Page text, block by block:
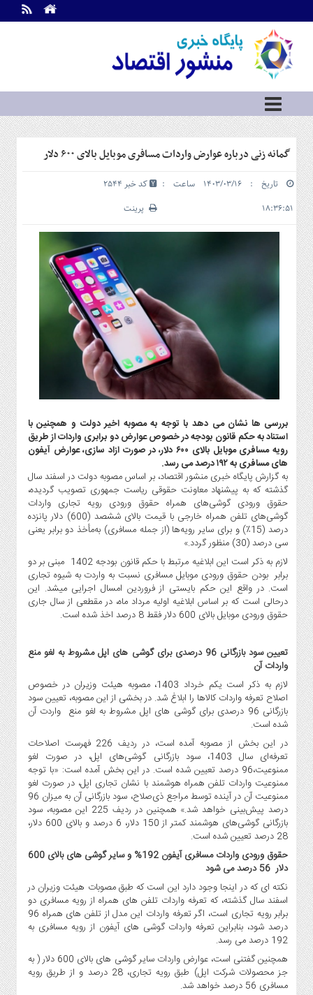
اطلاعات
تماس
ما
درباره
ما
سرویس
ها
بازار
سرمایه
و
بورس
و
شهری
گاز
و
پتروشیمی
و
خودرو
استارت
آپ
و
فن
آوری
بانک
،
بیمه
و
ارز
دیجیتال
کشاورزی
و
صنایع
غذایی
سیاسی
و
بین
الملل
روز
گوناگون
گمانه زنی درباره عوارض واردات مسافری موبایل بالای ۶۰۰ دلار
تاریخ : ۱۴۰۳/۰۳/۱۶ ساعت :
۱۸:۳۶:۵۱
کد خبر 2544
پرینت
بررسی ها نشان می دهد با توجه به مصوبه اخیر دولت و همچنین با
استناد به حکم قانون بودجه در خصوص عوارض دو برابری واردات از طریق
رویه مسافری موبایل بالای ۶۰۰ دلار، در صورت ازاد سازی، عوارض آیفون
های مسافری به ۱۹۲ درصد می رسد.
به گزارش پایگاه خبری منشور اقتصاد، بر اساس مصوبه دولت در اسفند سال
گذشته که به پیشنهاد معاونت حقوقی ریاست جمهوری تصویب گردیده،
حقوق ورودی گوشی‌های همراه حقوق ورودی رویه تجاری واردات
گوشی‌های تلفن همراه خارجی با قیمت بالای ششصد (600) دلار پانزده
درصد (15٪) و برای سایر رویه‌ها (از جمله مسافری) به‌مأخذ دو برابر یعنی
سی درصد (30) منظور گردد.»
لازم به ذکر است این ابلاغیه مرتبط با حکم قانون بودجه 1402 مبنی بر دو
برابر بودن حقوق ورودی موبایل مسافری نسبت به واردت به شیوه تجاری
است. در واقع این حکم بایستی از فروردین امسال اجرایی میشد. این
درحالی است که بر اساس ابلاغیه اولیه مرداد ماه، در مقطعی از سال جاری
حقوق ورودی موبایل بالای 600 دلار فقط 8 درصد اخذ شده است.
تعیین سود بازرگانی 96 درصدی برای گوشی های اپل مشروط به لغو منع
واردات آن
لازم به ذکر است یکم خرداد 1403، مصوبه هیئت وزیران در خصوص
اصلاح تعرفه واردات کالاها را ابلاغ شد. در بخشی از این مصوبه، تعیین سود
بازرگانی 96 درصدی برای گوشی های اپل مشروط به لغو منع واردت آن
شده است.
در این بخش از مصوبه آمده است، در ردیف 226 فهرست اصلاحات
تعرفه‌ای سال 1403،‌ سود بازرگانی گوشی‌های اپل،‌ در صورت لغو
ممنوعیت،96 درصد تعیین شده است. در این بخش آمده است: «با توجه
ممنوعیت واردات تلفن همراه هوشمند با نشان تجاری اپل، در صورت لغو
ممنوعیت آن در آینده توسط مراجع ذی‌صلاح، سود بازرگانی آن به میزان 96
درصد پیش‌بینی خواهد شد.» همچنین در ردیف 225 این مصوبه، سود
بازرگانی گوشی‌های هوشمند کمتر از 150 دلار، 6 درصد و بالای 600 دلار،
28 درصد تعیین شده است.
حقوق ورودی واردات مسافری آیفون 192% و سایر گوشی های بالای 600
دلار 56 درصد می شود
نکته ای که در اینجا وجود دارد این است که طبق مصوبات هیئت وزیران در
اسفند سال گذشته، که تعرفه واردات تلفن های همراه از رویه مسافری دو
برابر رویه تجاری است، اگر تعرفه واردات این مدل از تلفن های همراه 96
درصد شود، بنابراین تعرفه واردات گوشی های آیفون از رویه مسافری به
192 درصد می رسد.
همچنین گفتنی است، عوارض واردات سایر گوشی های بالای 600 دلار ( به
جز محصولات شرکت اپل) طبق رویه تجاری، 28 درصد و از طریق رویه
مسافری 56 درصد خواهد شد.